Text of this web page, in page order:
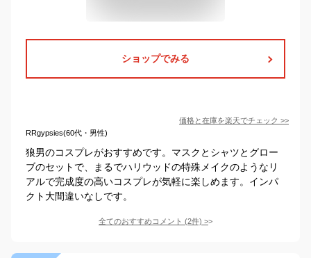
ショップでみる
価格と在庫を楽天でチェック >>
RRgypsies(60代・男性)
狼男のコスプレがおすすめです。マスクとシャツとグロー
ブのセットで、まるでハリウッドの特殊メイクのようなリ
アルで完成度の高いコスプレが気軽に楽しめます。インパ
クト大間違いなしです。
全てのおすすめコメント (2件) >